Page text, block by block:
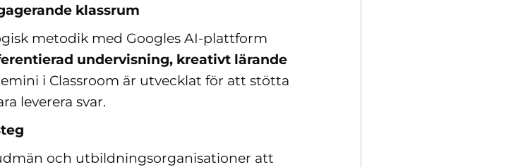
klassrum
metodik med Googles AI‑plattform
undervisning, kreativt lärande
i Classroom är utvecklat för att stötta
leverera svar.
och utbildningsorganisationer att